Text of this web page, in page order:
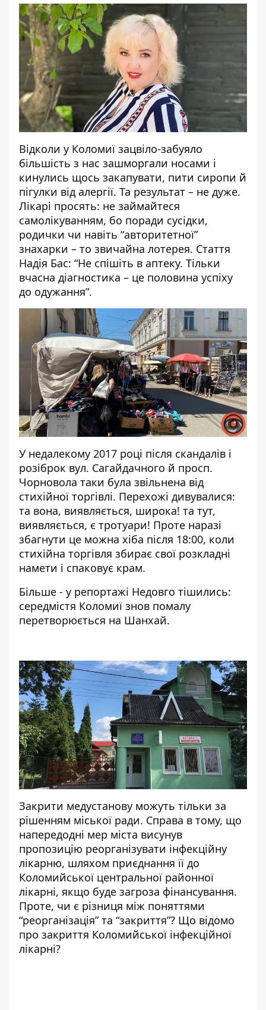
Відколи у Коломиї зацвіло-забуяло
більшість з нас зашморгали носами і
кинулись щось закапувати, пити сиропи й
пігулки від алергії. Та результат – не дуже.
Лікарі просять: не займайтеся
самолікуванням, бо поради сусідки,
родички чи навіть “авторитетної”
знахарки – то звичайна лотерея. Стаття
Надія Бас: “Не спішіть в аптеку. Тільки
вчасна діагностика – це половина успіху
до одужання”.
У недалекому 2017 році після скандалів і
розіброк вул. Сагайдачного й просп.
Чорновола таки була звільнена від
стихійної торгівлі. Перехожі дивувалися:
та вона, виявляється, широка! та тут,
виявляється, є тротуари! Проте наразі
збагнути це можна хіба після 18:00, коли
стихійна торгівля збирає свої розкладні
намети і спаковує крам.
Більше - у репортажі Недовго тішились:
середмістя Коломиї знов помалу
перетворюється на Шанхай.
Закрити медустанову можуть тільки за
рішенням міської ради. Справа в тому, що
напередодні мер міста висунув
пропозицію реорганізувати інфекційну
лікарню, шляхом приєднання її до
Коломийської центральної районної
лікарні, якщо буде загроза фінансування.
Проте, чи є різниця між поняттями
“реорганізація” та “закриття”? Що відомо
про закриття Коломийської інфекційної
лікарні?